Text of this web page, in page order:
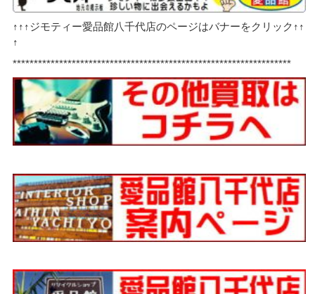
↑↑↑ジモティー愛品館八千代店のページはバナーをクリック↑↑
↑
******************************************************************